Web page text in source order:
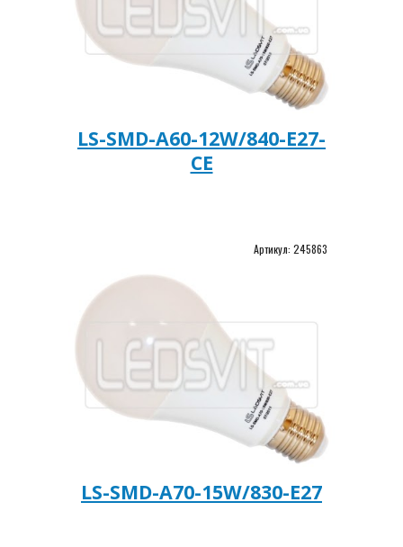
LS-SMD-A60-12W/840-Е27-
CE
Артикул: 245863
LS-SMD-A70-15W/830-Е27